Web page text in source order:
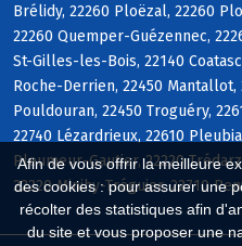
Afin de vous offrir la meilleure
des cookies : pour assurer une
récolter des statistiques afin
du site et vous proposer une
Brélidy, 22260 Ploëzal, 22260
22260 Quemper-Guézennec,
St-Gilles-les-Bois, 22140
Roche-Derrien, 22450 Mantallot,
Pouldouran, 22450 Troguéry,
22740 Lézardrieux, 22610
Pleumeur-Gautier, 22220
22220 Minihy-Tréguier, 22710